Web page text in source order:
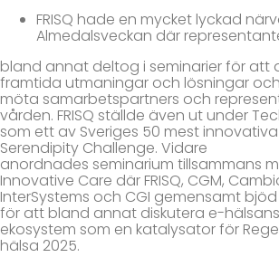
FRISQ hade en mycket lyckad
Almedalsveckan där
bland annat deltog i seminarier för att
framtida utmaningar och lösningar och
möta samarbetspartners och
vården. FRISQ ställde även ut under
som ett av Sveriges 50 mest
Serendipity Challenge. Vidare
anordnades seminarium tillsammans
Innovative Care där FRISQ, CGM,
InterSystems och CGI gemensamt
för att bland annat diskutera e-hälsans
ekosystem som en katalysator för
hälsa 2025.